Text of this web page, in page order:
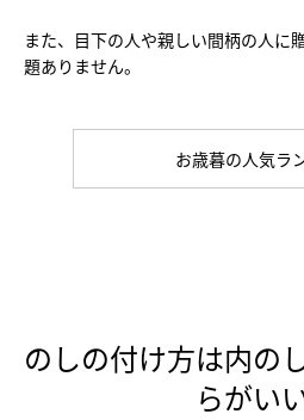
また、目下の人や親しい間柄の人に
題ありません。
お歳暮の人気ラ
のしの付け方は内の
らがい